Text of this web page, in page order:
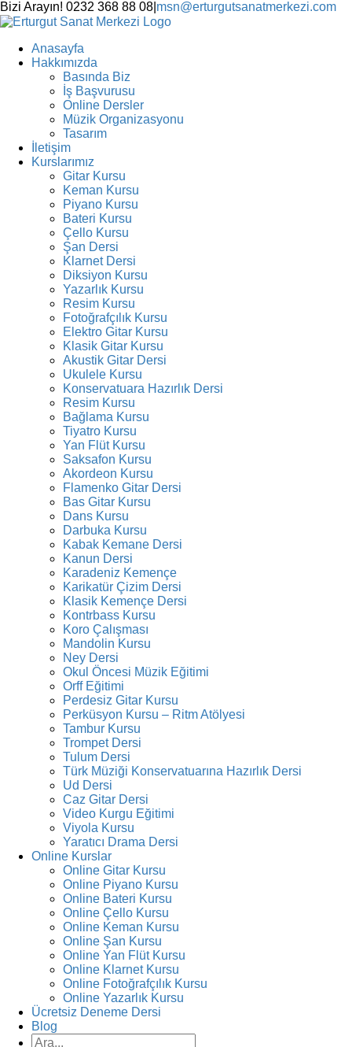
Skip
to
Bizi Arayın! 0232 368 88 08 msn@erturgutsanatmerkezi.com
Facebook
Instagram
X
YouTube
Anasayfa
Hakkımızda
Basında Biz
İş Başvurusu
Online Dersler
Müzik Organizasyonu
Tasarım
İletişim
Kurslarımız
Gitar Kursu
Keman Kursu
Piyano Kursu
Bateri Kursu
Çello Kursu
Şan Dersi
Klarnet Dersi
Diksiyon Kursu
Yazarlık Kursu
Resim Kursu
Fotoğrafçılık Kursu
Elektro Gitar Kursu
Klasik Gitar Kursu
Akustik Gitar Dersi
Ukulele Kursu
Konservatuara Hazırlık Dersi
Resim Kursu
Bağlama Kursu
Tiyatro Kursu
Yan Flüt Kursu
Saksafon Kursu
Akordeon Kursu
Flamenko Gitar Dersi
Bas Gitar Kursu
Dans Kursu
Darbuka Kursu
Kabak Kemane Dersi
Kanun Dersi
Karadeniz Kemençe
Karikatür Çizim Dersi
Klasik Kemençe Dersi
Kontrbass Kursu
Koro Çalışması
Mandolin Kursu
Ney Dersi
Okul Öncesi Müzik Eğitimi
Orff Eğitimi
Perdesiz Gitar Kursu
Perküsyon Kursu – Ritm Atölyesi
Tambur Kursu
Trompet Dersi
Tulum Dersi
Türk Müziği Konservatuarına Hazırlık Dersi
Ud Dersi
Caz Gitar Dersi
Video Kurgu Eğitimi
Viyola Kursu
Yaratıcı Drama Dersi
Online Kurslar
Online Gitar Kursu
Online Piyano Kursu
Online Bateri Kursu
Online Çello Kursu
Online Keman Kursu
Online Şan Kursu
Online Yan Flüt Kursu
Online Klarnet Kursu
Online Fotoğrafçılık Kursu
Online Yazarlık Kursu
Ücretsiz Deneme Dersi
Blog
Ara: